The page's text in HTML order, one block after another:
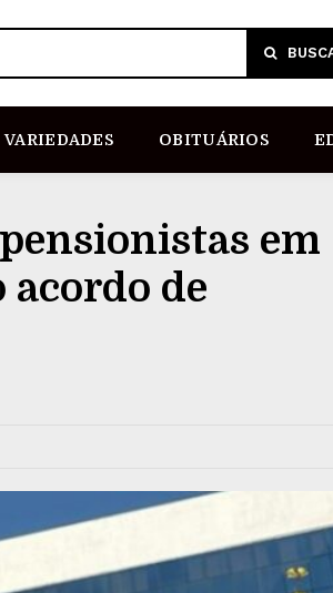
VARIEDADES OBITUÁRIOS
em
acordo de